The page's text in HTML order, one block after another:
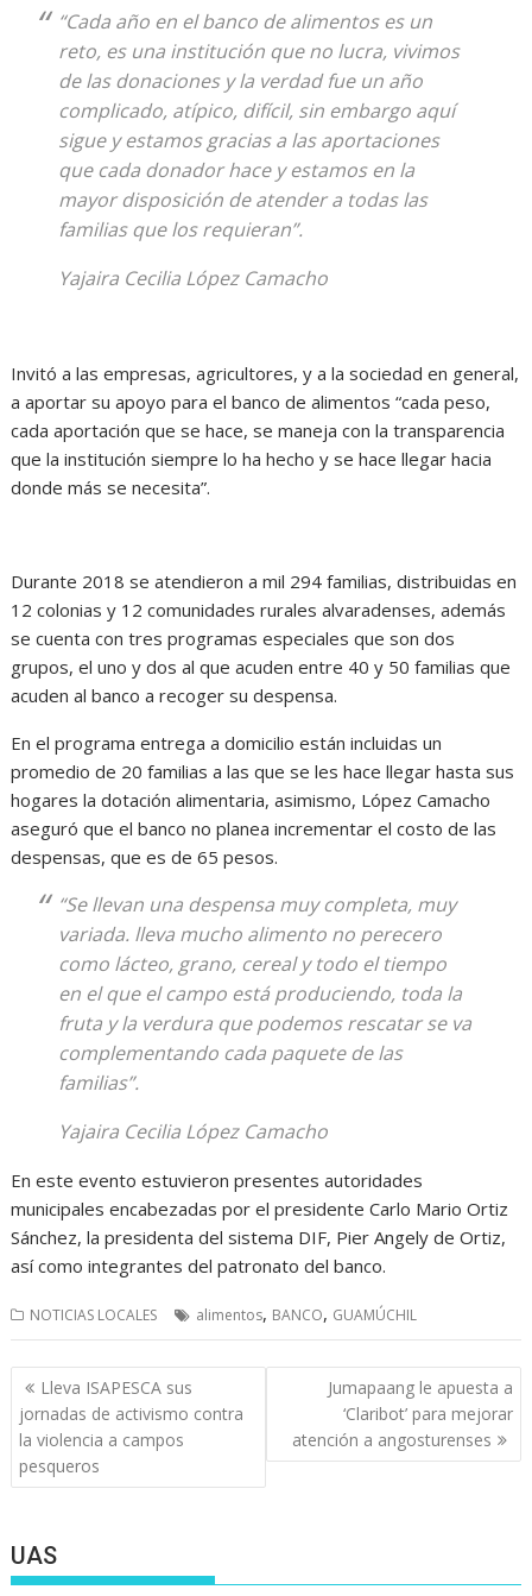
“Cada año en el banco de alimentos es un
reto, es una institución que no lucra, vivimos
de las donaciones y la verdad fue un año
complicado, atípico, difícil, sin embargo aquí
sigue y estamos gracias a las aportaciones
que cada donador hace y estamos en la
mayor disposición de atender a todas las
familias que los requieran”.
Yajaira Cecilia López Camacho
Invitó a las empresas, agricultores, y a la sociedad en general,
a aportar su apoyo para el banco de alimentos “cada peso,
cada aportación que se hace, se maneja con la transparencia
que la institución siempre lo ha hecho y se hace llegar hacia
donde más se necesita”.
Durante 2018 se atendieron a mil 294 familias, distribuidas en
12 colonias y 12 comunidades rurales alvaradenses, además
se cuenta con tres programas especiales que son dos
grupos, el uno y dos al que acuden entre 40 y 50 familias que
acuden al banco a recoger su despensa.
En el programa entrega a domicilio están incluidas un
promedio de 20 familias a las que se les hace llegar hasta sus
hogares la dotación alimentaria, asimismo, López Camacho
aseguró que el banco no planea incrementar el costo de las
despensas, que es de 65 pesos.
“Se llevan una despensa muy completa, muy
variada. lleva mucho alimento no perecero
como lácteo, grano, cereal y todo el tiempo
en el que el campo está produciendo, toda la
fruta y la verdura que podemos rescatar se va
complementando cada paquete de las
familias”.
Yajaira Cecilia López Camacho
En este evento estuvieron presentes autoridades
municipales encabezadas por el presidente Carlo Mario Ortiz
Sánchez, la presidenta del sistema DIF, Pier Angely de Ortiz,
así como integrantes del patronato del banco.
NOTICIAS LOCALES alimentos, BANCO, GUAMÚCHIL
Navegación
de
entradas
Lleva ISAPESCA sus
jornadas de activismo contra
la violencia a campos
pesqueros
Jumapaang le apuesta a
‘Claribot’ para mejorar
atención a angosturenses
UAS